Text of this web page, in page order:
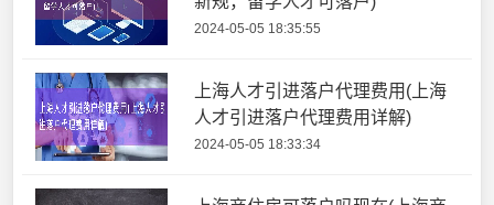
2024-05-05 18:35:55
上海人才引进落户代理费用(上海
人才引进落户代理费用详解)
2024-05-05 18:33:34